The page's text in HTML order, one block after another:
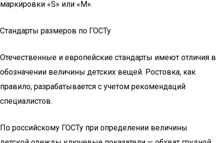
маркировки «S» или «M».
Стандарты размеров по ГОСТу
Отечественные и европейские стандарты имеют отличия в
обозначении величины детских вещей. Ростовка, как
правило, разрабатывается с учетом рекомендаций
специалистов.
По российскому ГОСТу при определении величины